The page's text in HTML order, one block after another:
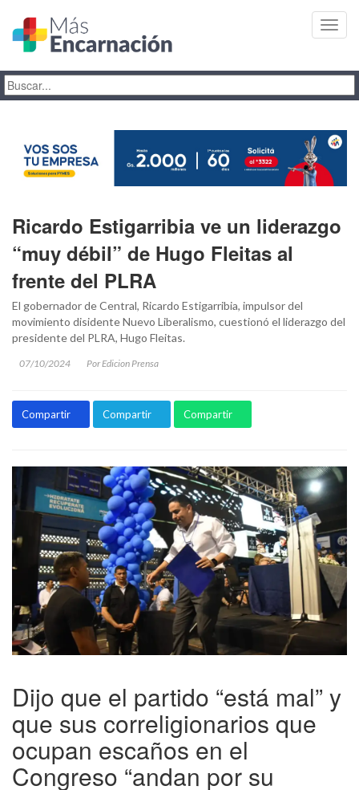
Ricardo Estigarribia ve un liderazgo
“muy débil” de Hugo Fleitas al
frente del PLRA
El gobernador de Central, Ricardo Estigarribia, impulsor del
movimiento disidente Nuevo Liberalismo, cuestionó el liderazgo del
presidente del PLRA, Hugo Fleitas.
07/10/2024 Por Edicion Prensa
Compartir Compartir Compartir
Dijo que el partido “está mal” y
que sus correligionarios que
ocupan escaños en el
Congreso “andan por su